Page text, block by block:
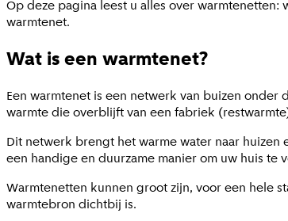
Op deze pagina leest u alles over
warmtenet.
Wat is een warmtenet?
Een warmtenet is een netwerk van buizen
warmte die overblijft van een fabriek
Dit netwerk brengt het warme water naar
een handige en duurzame manier om uw huis te
Warmtenetten kunnen groot zijn, voor een hele
warmtebron dichtbij is.